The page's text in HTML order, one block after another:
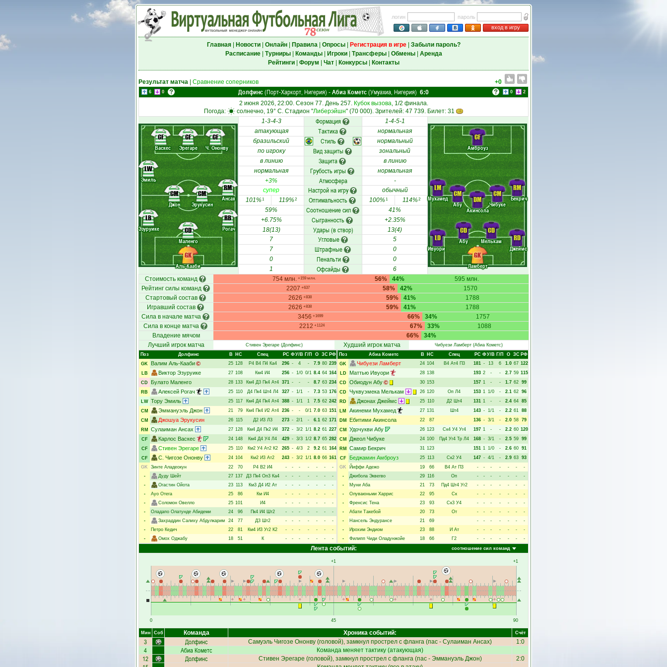
логин
пароль
вход в игру
Главная| Новости| Онлайн| Правила| Опросы| Регистрация в игре| Забыли пароль?
Расписание| Турниры| Команды| Игроки| Трансферы| Обмены| Аренда
Рейтинги| Форум Чат| Конкурсы| Контакты
Результат матча Сравнение соперников +0
6 0 Долфинс(Порт-Харкорт, Нигерия) - Абиа Кометс(Умуахиа, Нигерия) 6:0 0 2
2 июня 2026, 22:00. Сезон 77. День 257. Кубок вызова, 1/2 финала.
Погода:
солнечно, 19° C. Стадион "Либерэйшн" (70 000). Зрителей: 47 739. Билет: 31
Аль-Кааби
Эзуруике
Маленго
Рогач
Эмиль
Джон Эрукусин
Ансах
Васкес Эрегаре Ч. Ононву
GK
LB
CD
RB
LW
CM CM
RM
CF CF CF
1-3-4-3 Формация 1-4-5-1
Ламберт
Ивуори
Абу
Мелькам
Джеймс
Мухамед
Акинсола
Абу Чибуке
Бекрич
Амброуз
GK
LD
CD
CD
RD
LM
DM
CM CM
RM
CF
атакующая Тактика
нормальная
бразильский
Стиль
нормальный
по игроку
Вид защиты
зональный
в линию
Защита
в линию
нормальная
Грубость игры
нормальная
+3%
Атмосфера
-
супер
Настрой на игру
обычный
101%1 119%2 Оптимальность 100%1 114%2
59% Соотношение сил
41%
+6.75%
Сыгранность
+2.35%
18(13)
Удары (в створ)
13(4)
7
Угловые
5
7
Штрафные
0
0
Пенальти
0
1
Офсайды
6
Стоимость команд
754 млн. +159 млн. 56% 595 млн.
44%
Рейтинг силы команд
2207 +637 58% 1570
42%
Стартовый состав
2626 +838 59% 1788
41%
Игравший состав
2626 +838 59% 1788
41%
Сила в начале матча
3456 +1699 66% 1757
34%
Сила в конце матча
2212 +1124 67% 1088
33%
Владение мячом
66%
34%
Лучший игрок матча
Стивен Эрегаре(Долфинс) Худший игрок матча Чибуези Ламберт (Абиа Кометс)
Поз
Долфинс В НC Спец РC ФУ/В Г/П О ЗС РФ
GK
Валим Аль-Кааби 25 128 Р4 В4 П4 Ка4 296 - 4 - 7.9 80 239
LB
Виктор Эзуруике 27 108 Км4 И4 256 - 1/0 0/1 8.4 64 164
CD
Булато Маленго 28 133 Км4 Д3 Пк4 Ат4 371 - - - 8.7 63 234
RB
Алексей Рогач 25 110 Д4 Пк4 Шт4 Л4 327 - 1/1 - 7.3 53 176
LW Тору Эмиль 25 117 Км4 Д4 Пк4 Ат4 388 - 1/1 1 7.5 62 242
CM
Эммануэль Джон 21 79 Км4 Пк4 И2 Ат4 236 - - 0/1 7.0 63 151
CM
Джошуа Эрукусин 26 115 Д2 И3 Л3 273 - 2/1 - 6.1 62 171
RM
Сулаиман Ансах 27 128 Км4 Д4 Пк2 И4 372 - 3/2 1/1 8.2 61 227
CF
Карлос Васкес 24 148 Км4 Д4 У4 Л4 429 - 3/3 1/2 8.7 65 282
CF
Стивен Эрегаре 25 110 Км2 У4 Ат2 К2 265 - 4/3 2 9.2 61 164
CF
С. Чигозе Ононву 24 104 Км2 И3 Ат2 243 - 3/2 1/1 8.0 66 161
GK
Зинте Аладеокун 22 70 Р4 В2 И4 - - - - - -
-
-
Дуду Шейт 27 137 Д3 Пк4 Оп3 Ка4 - - - - - -
-
-
Огастин Ойота 23 113 Км3 Д4 И2 Ат - - - - - -
-
-
Ауо Отега 25 86 Км И4 - - - - - -
-
-
Соломон Овелло 25 101 И4 - - - - - -
-
-
Оладапо Олатунде Абидеми 24 96 Пк4 И4 Шт2 - - - - - -
-
-
Захраддин Салиху Абдулкарим 24 77 Д3 Шт2 - - - - - -
-
-
Петро Кедич 22 81 Км4 И3 Уг2 К2 - - - - - -
-
-
Омох Оджабу 18 51 К - - - - - - -
Поз Абиа Кометс В НC Спец РC ФУ/В Г/П О ЗС РФ
GK
Чибуези Ламберт 24 104 В4 Ат4 П3 181 - 13 6 1.0 67 122
LD
Маттью Ивуори 28 138 193 2 - - 2.7 59 115
CD Обиодун Абу 30 153 157 1 - - 1.7 62 99
CD Чуквуэмека Мелькам 26 120 Оп Л4 153 1 1/0 - 2.1 62 96
RD
Джонах Джеймс 25 110 Д2 Шт4 131 1 - - 2.4 64 85
LM
Акинеми Мухамед 27 131 Шт4 143 - 1/1 - 2.2 61 88
DM
Ебитими Акинсола 22 87 136 - 3/1 - 2.0 58 79
CM
Удочукви Абу 26 123 Ск4 У4 Уг4 197 1 - - 2.2 60 120
CM
Джеол Чибуке 24 100 Пд4 Уг4 Тр Л4 168 - 3/1 - 2.5 59 99
RM
Самир Бекрич 31 123 151 1 1/0 - 2.6 60 91
CF
Беджамин Амброуз 25 113 Ск2 У4 147 - 4/1 - 2.9 63 93
GK
Йиффи Адежо 19 66 В4 Ат П3 - - - - - -
-
-
Джибола Эквегво 29 116 Оп - - - - - -
-
-
Муни Аба 21 73 Пд4 Шт4 Уг2 - - - - - -
-
-
Олуваюньми Харрис 22 95 Ск - - - - - -
-
-
Френсис Тена 23 93 Ск3 У4 - - - - - -
-
-
Абати Такебой 20 73 От - - - - - -
-
-
Нансель Эндурансе 21 69 - - - - - -
-
-
Ирохим Эндиом 23 88 И Ат - - - - - -
-
-
Филипп Чиди Оладунжойе 18 66 Г2 - - - - - -
-
соотношение сил команд
Лента событий:
0
+1
45
+1
90
Мин Соб Команда Хроника событий: Счёт
3 Долфинс Самуэль Чигозе Ононву (головой), замкнул прострел с фланга (пас - Сулаиман Ансах) 1:0
4 Абиа Кометс Команда меняет тактику (атакующая)
12 Долфинс Стивен Эрегаре (головой), замкнул прострел с фланга (пас - Эммануэль Джон) 2:0